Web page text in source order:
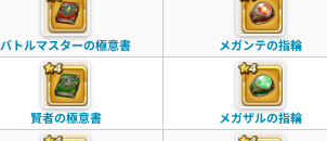
バトルマスターの極意書 メガンテの指輪
賢者の極意書 メガザルの指輪